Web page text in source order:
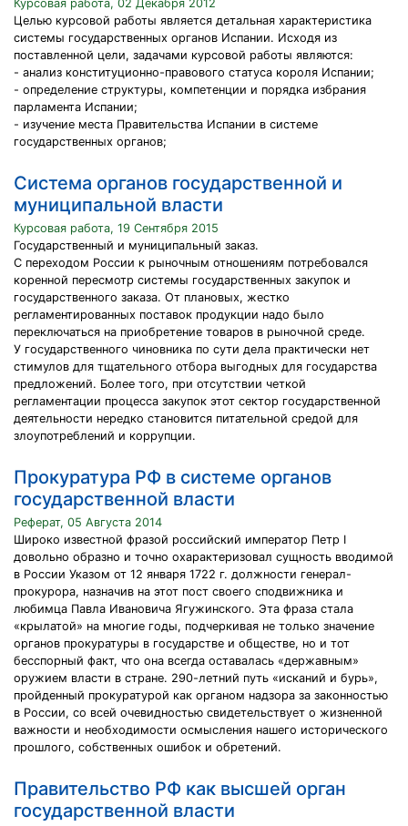
Курсовая работа, 02 Декабря 2012
Целью курсовой работы является детальная характеристика
системы государственных органов Испании. Исходя из
поставленной цели, задачами курсовой работы являются:
- анализ конституционно-правового статуса короля Испании;
- определение структуры, компетенции и порядка избрания
парламента Испании;
- изучение места Правительства Испании в системе
государственных органов;
Система органов государственной и
муниципальной власти
Курсовая работа, 19 Сентября 2015
Государственный и муниципальный заказ.
С переходом России к рыночным отношениям потребовался
коренной пересмотр системы государственных закупок и
государственного заказа. От плановых, жестко
регламентированных поставок продукции надо было
переключаться на приобретение товаров в рыночной среде.
У государственного чиновника по сути дела практически нет
стимулов для тщательного отбора выгодных для государства
предложений. Более того, при отсутствии четкой
регламентации процесса закупок этот сектор государственной
деятельности нередко становится питательной средой для
злоупотреблений и коррупции.
Прокуратура РФ в системе органов
государственной власти
Реферат, 05 Августа 2014
Широко известной фразой российский император Петр I
довольно образно и точно охарактеризовал сущность вводимой
в России Указом от 12 января 1722 г. должности генерал-
прокурора, назначив на этот пост своего сподвижника и
любимца Павла Ивановича Ягужинского. Эта фраза стала
«крылатой» на многие годы, подчеркивая не только значение
органов прокуратуры в государстве и обществе, но и тот
бесспорный факт, что она всегда оставалась «державным»
оружием власти в стране. 290-летний путь «исканий и бурь»,
пройденный прокуратурой как органом надзора за законностью
в России, со всей очевидностью свидетельствует о жизненной
важности и необходимости осмысления нашего исторического
прошлого, собственных ошибок и обретений.
Правительство РФ как высшей орган
государственной власти